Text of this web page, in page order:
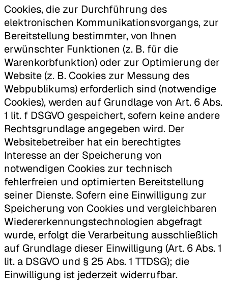
Cookies, die zur Durchführung des
elektronischen Kommunikationsvorgangs, zur
Bereitstellung bestimmter, von Ihnen
erwünschter Funktionen (z. B. für die
Warenkorbfunktion) oder zur Optimierung der
Website (z. B. Cookies zur Messung des
Webpublikums) erforderlich sind (notwendige
Cookies), werden auf Grundlage von Art. 6 Abs.
1 lit. f DSGVO gespeichert, sofern keine andere
Rechtsgrundlage angegeben wird. Der
Websitebetreiber hat ein berechtigtes
Interesse an der Speicherung von
notwendigen Cookies zur technisch
fehlerfreien und optimierten Bereitstellung
seiner Dienste. Sofern eine Einwilligung zur
Speicherung von Cookies und vergleichbaren
Wiedererkennungstechnologien abgefragt
wurde, erfolgt die Verarbeitung ausschließlich
auf Grundlage dieser Einwilligung (Art. 6 Abs. 1
lit. a DSGVO und § 25 Abs. 1 TTDSG); die
Einwilligung ist jederzeit widerrufbar.